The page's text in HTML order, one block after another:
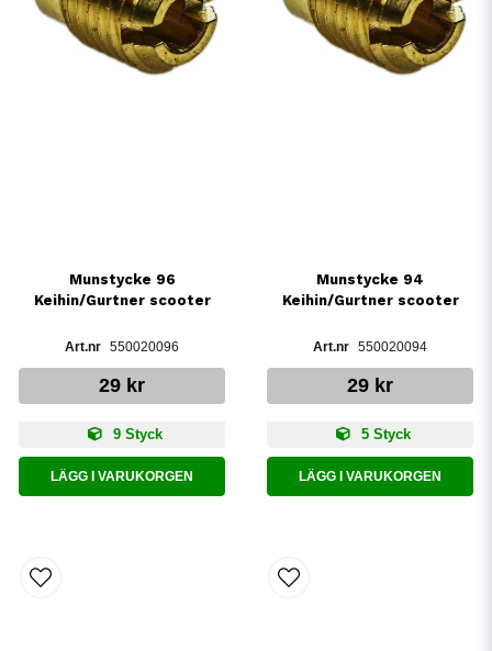
Munstycke 96
Keihin/Gurtner scooter
550020096
29 kr
9 Styck
LÄGG I VARUKORGEN
Munstycke 94
Keihin/Gurtner scooter
550020094
29 kr
5 Styck
LÄGG I VARUKORGEN